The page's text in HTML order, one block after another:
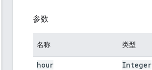
参数
名称 类型
hour Integer